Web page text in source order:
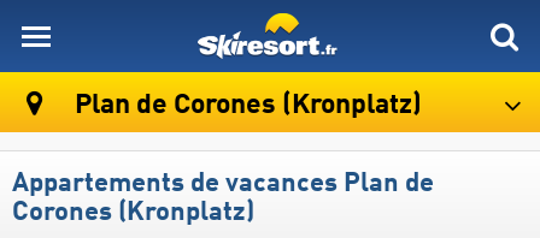
Plan de Corones (Kronplatz)
Appartements de vacances Plan de
Corones (Kronplatz)